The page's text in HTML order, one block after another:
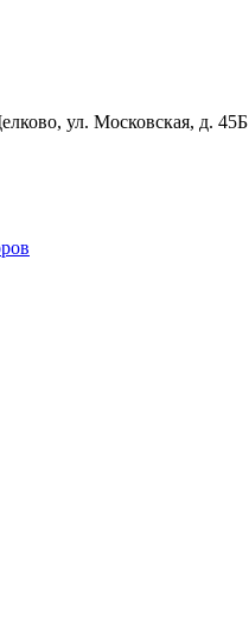
ул. Московская, д. 45Б